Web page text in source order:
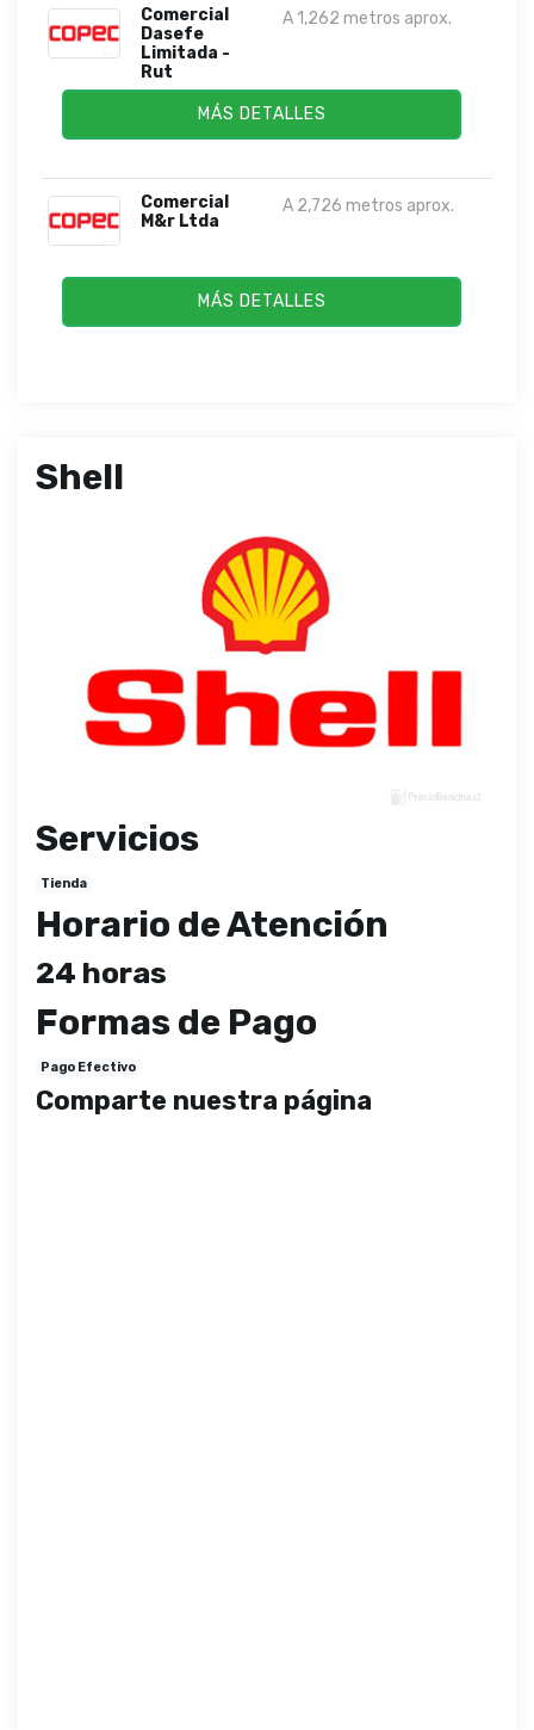
Comercial
Dasefe
Limitada -
Rut
A 1,262 metros aprox.
MÁS DETALLES
Comercial
M&r Ltda
A 2,726 metros aprox.
MÁS DETALLES
Shell
Servicios
Tienda
Horario de Atención
24 horas
Formas de Pago
Pago Efectivo
Comparte nuestra página